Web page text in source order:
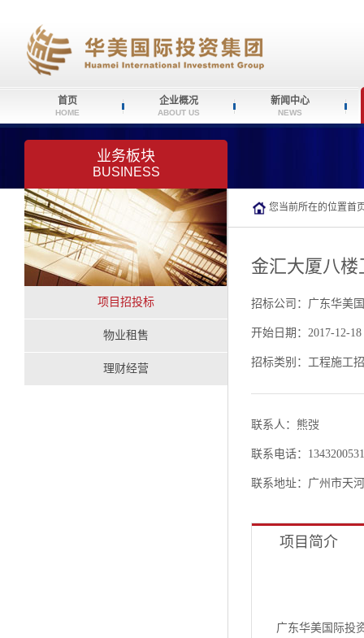
首页
HOME
企业概况
ABOUT US
新闻中心
NEWS
业务板块
BUSINESS
项目招投标
物业租售
理财经营
您当前所在的位置首
金汇大厦八
招标公司：广东华美
开始日期：2017-12-18
招标类别：工程施工
联系人：熊弢
联系电话：
联系地址：广州市天
项目简介
广东华美国际投